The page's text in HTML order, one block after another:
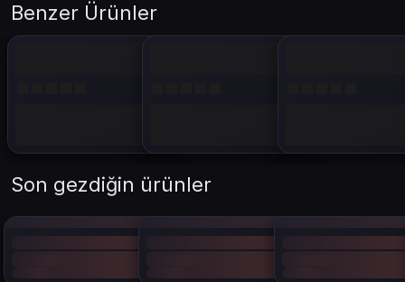
Roblox Nedir, Neden Bu Kadar
Bir gün uzayda savaş, ertesi gün parkur ustalığı ya da dedektiflik. Ne
Benzer Ürünler
Son gezdiğin ürünler